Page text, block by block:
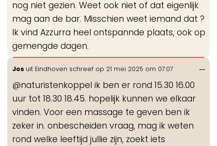
nog niet gezien. Weet ook niet of dat eigenlijk
mag aan de bar. Misschien weet iemand dat ?
Ik vind Azzurra heel ontspannde plaats, ook op
gemengde dagen.
Jos uit Eindhoven schreef op 21 mei 2025 om 07:07
@naturistenkoppel ik ben er rond 15.30 16.00
uur tot 18.30 18.45. hopelijk kunnen we elkaar
vinden. Voor een massage te geven ben ik
zeker in. onbescheiden vraag, mag ik weten
rond welke leeftijd jullie zijn, zoekt iets
...